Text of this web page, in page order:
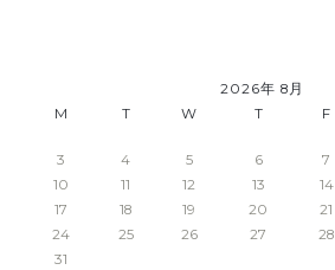
2026年 8月
M
T W T F
3
4 5 6 7
10
11 12 13 14
17
18 19 20 21
24
25 26 27 28
31